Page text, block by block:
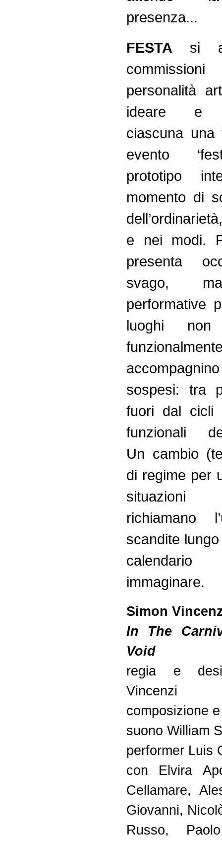
presenza...
FESTA si
personalità
ideare e
ciascuna una
evento
prototipo
momento di
e nei modi.
presenta
svago,
performative
luoghi non
sospesi: tra
fuori dal cicli
funzionali
Un cambio
di regime per
richiamano
scandite lungo
immaginare.
Simon
In The
Void
regia e
Vincenzi
composizione
suono William
performer Luis
con Elvira
Cellamare,
Giovanni,
Russo,